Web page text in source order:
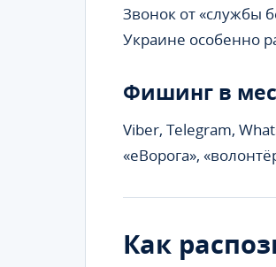
Звонок от «службы
Украине особенно
Фишинг в
Viber, Telegram,
«еВорога»,
Как